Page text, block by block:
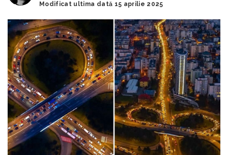
Modificat ultima dată 15 aprilie 2025